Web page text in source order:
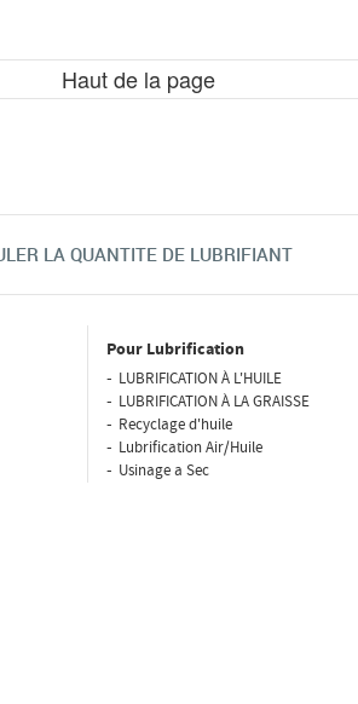
Haut de la page
LA QUANTITE DE LUBRIFIANT
Pour Lubrification
LUBRIFICATION À L'HUILE
LUBRIFICATION À LA GRAISSE
Recyclage d'huile
Lubrification Air/Huile
Usinage a Sec